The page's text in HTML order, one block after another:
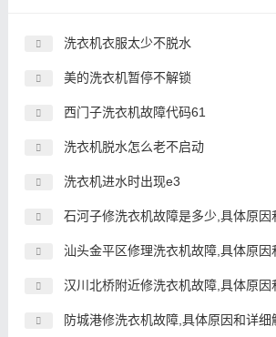
洗衣机衣服太少不脱水
美的洗衣机暂停不解锁
西门子洗衣机故障代码61
洗衣机脱水怎么老不启动
洗衣机进水时出现e3
石河子修洗衣机故障是多少,具体原因
汕头金平区修理洗衣机故障,具体原因
汉川北桥附近修洗衣机故障,具体原因
防城港修洗衣机故障,具体原因和详细